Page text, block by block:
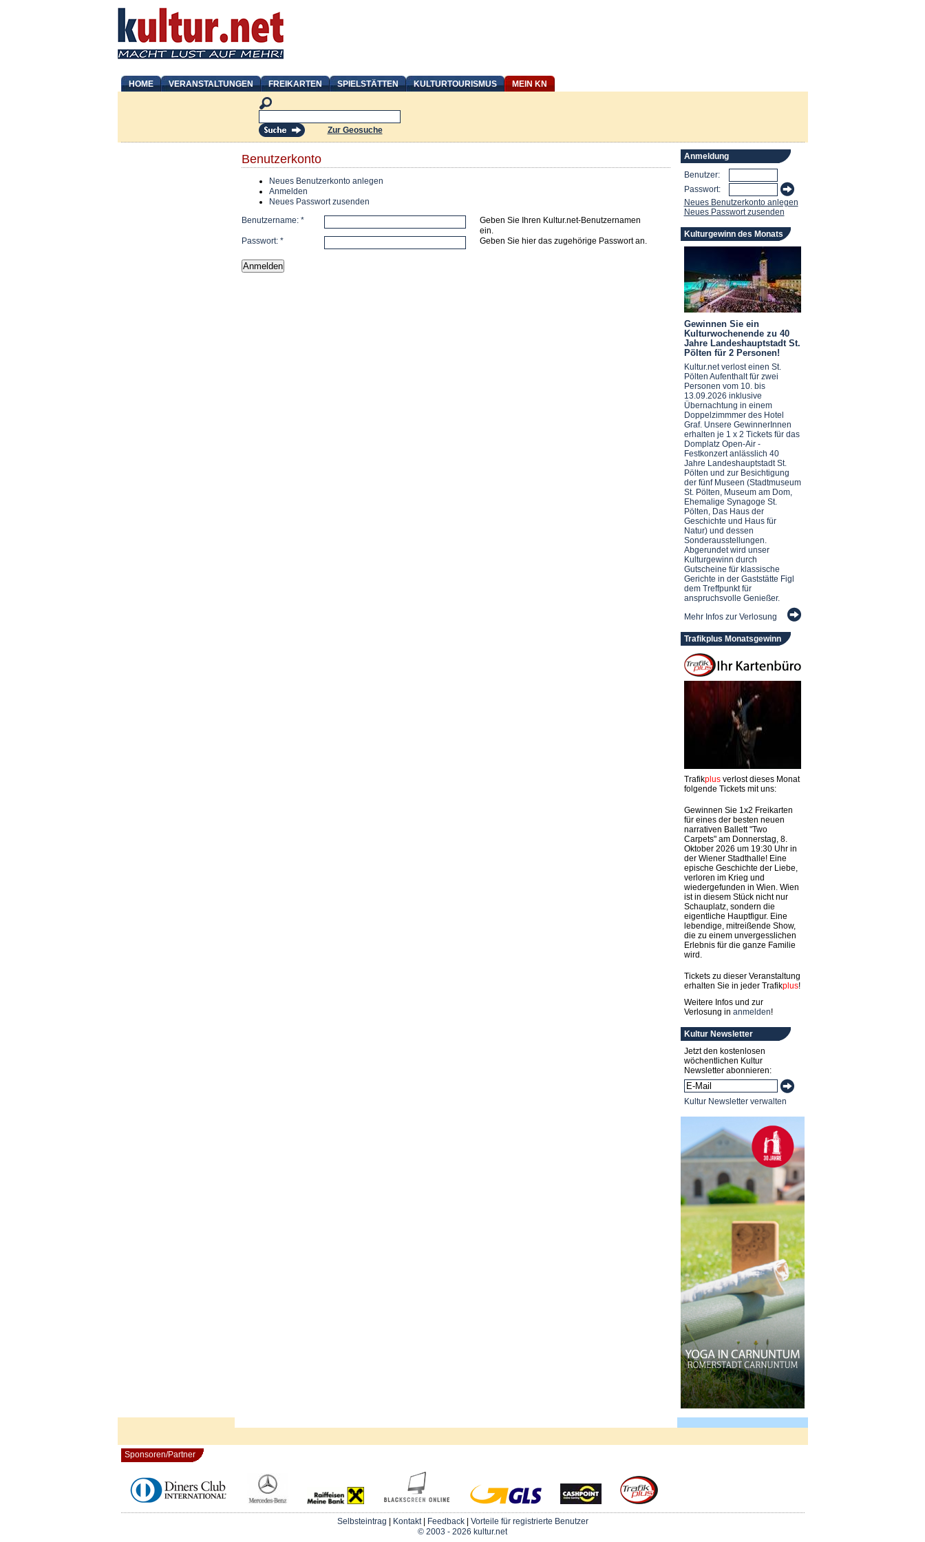
HOME VERANSTALTUNGEN FREIKARTEN SPIELSTÄTTEN KULTURTOURISMUS MEIN KN
Zur Geosuche
Benutzerkonto
Neues Benutzerkonto anlegen
Anmelden
Neues Passwort zusenden
Benutzername: *
Geben Sie Ihren Kultur.net-Benutzernamen
ein.
Passwort: * Geben Sie hier das zugehörige Passwort an.
Anmeldung
Benutzer:
Passwort:
Neues Benutzerkonto anlegen
Neues Passwort zusenden
Kulturgewinn des Monats
Gewinnen Sie ein
Kulturwochenende zu 40
Jahre Landeshauptstadt St.
Pölten für 2 Personen!
Kultur.net verlost einen St.
Pölten Aufenthalt für zwei
Personen vom 10. bis
13.09.2026 inklusive
Übernachtung in einem
Doppelzimmmer des Hotel
Graf. Unsere GewinnerInnen
erhalten je 1 x 2 Tickets für das
Domplatz Open-Air -
Festkonzert anlässlich 40
Jahre Landeshauptstadt St.
Pölten und zur Besichtigung
der fünf Museen (Stadtmuseum
St. Pölten, Museum am Dom,
Ehemalige Synagoge St.
Pölten, Das Haus der
Geschichte und Haus für
Natur) und dessen
Sonderausstellungen.
Abgerundet wird unser
Kulturgewinn durch
Gutscheine für klassische
Gerichte in der Gaststätte Figl
dem Treffpunkt für
anspruchsvolle Genießer.
Mehr Infos zur Verlosung
Trafikplus Monatsgewinn
Trafikplusverlost dieses Monat
folgende Tickets mit uns:
Gewinnen Sie 1x2 Freikarten
für eines der besten neuen
narrativen Ballett "Two
Carpets" am Donnerstag, 8.
Oktober 2026 um 19:30 Uhr in
der Wiener Stadthalle! Eine
epische Geschichte der Liebe,
verloren im Krieg und
wiedergefunden in Wien. Wien
ist in diesem Stück nicht nur
Schauplatz, sondern die
eigentliche Hauptfigur. Eine
lebendige, mitreißende Show,
die zu einem unvergesslichen
Erlebnis für die ganze Familie
wird.
Tickets zu dieser Veranstaltung
erhalten Sie in jeder Trafikplus!
Weitere Infos und zur
Verlosung in anmelden!
Kultur Newsletter
Jetzt den kostenlosen
wöchentlichen Kultur
Newsletter abonnieren:
Kultur Newsletter verwalten
Sponsoren/Partner
Selbsteintrag Kontakt| Feedback| Vorteile für registrierte Benutzer
© 2003 - 2026 kultur.net